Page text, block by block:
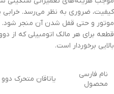
کیفیت، ضروری به نظر می‌رسد. خرابی
موتور و حتی قفل شدن آن منجر شود.
قطعه برای هر مالک اتومبیلی که از
بالایی برخوردار است.
نام فارسی
محصول
یاتاقان متحرک